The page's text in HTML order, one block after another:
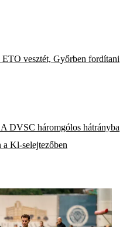
vesztét, Győrben fordítani
DVSC háromgólos hátrányba
Kl-selejtezőben